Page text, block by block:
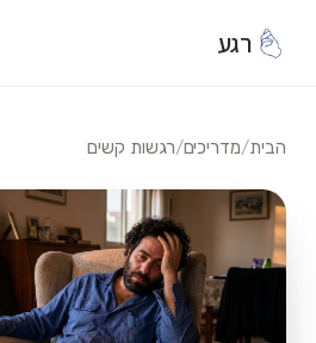
רגע
הבית/מדריכים/רגשות קשים